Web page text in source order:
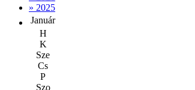
» 2025
Január
H
K
Sze
Cs
P
Szo